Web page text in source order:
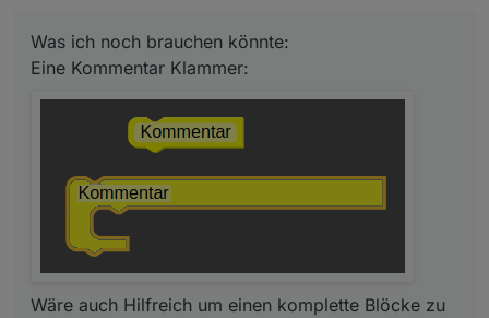
Wäre auch Hilfreich um einen komplette Blöcke zu
kopieren.
Was ich noch brauchen könnte:
Eine Kommentar Klammer:
Wäre auch Hilfreich um einen komplette Blöcke zu